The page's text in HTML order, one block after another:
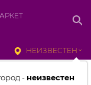
НЕИЗВЕСТЕН
- неизвестен